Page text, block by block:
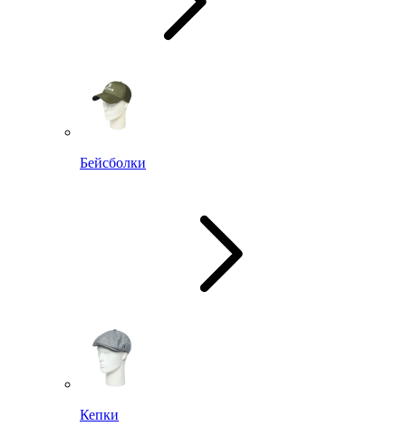
Бейсболки
Кепки